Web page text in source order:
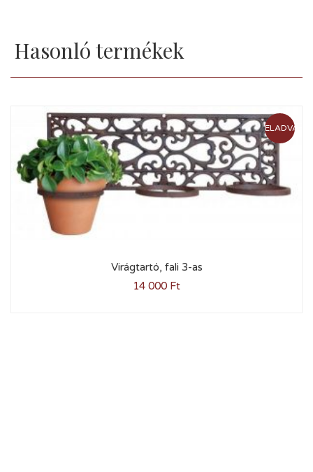
Hasonló termékek
ELADVA
Virágtartó, fali 3-as
14 000 Ft